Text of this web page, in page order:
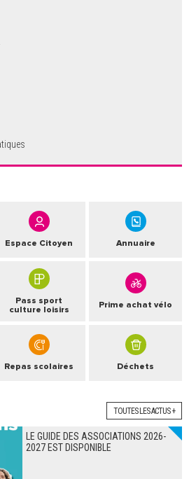
Espace Citoyen Annuaire
Pass sport
culture loisirs
Prime achat vélo
Repas scolaires Déchets
TOUTES LES ACTUS +
LE GUIDE DES ASSOCIATIONS 2026-
2027 EST DISPONIBLE